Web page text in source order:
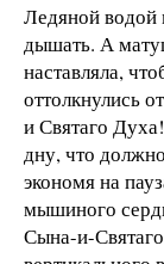
Ледяной водой
дышать. А
наставляла,
оттолкнулись
и Святаго
дну, что
экономя на
мышиного
Сына-и-